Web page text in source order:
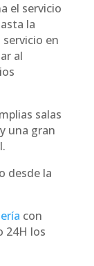
el servicio
la
en
al
salas
una gran
desde la
con
24H los